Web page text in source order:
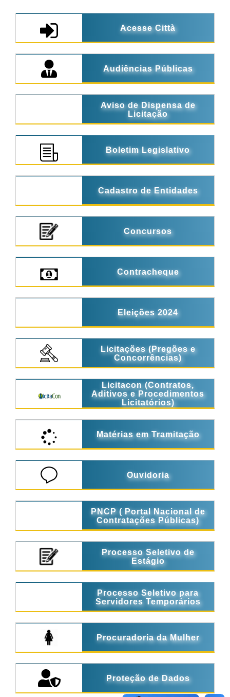
Acesse Città
Audiências Públicas
Aviso de Dispensa de
Licitação
Boletim Legislativo
Cadastro de Entidades
Concursos
Contracheque
Eleições 2024
Licitações (Pregões e
Concorrências)
Licitacon (Contratos,
Aditivos e Procedimentos
Licitatórios)
Matérias em Tramitação
Ouvidoria
PNCP ( Portal Nacional de
Contratações Públicas)
Processo Seletivo de
Estágio
Processo Seletivo para
Servidores Temporários
Procuradoria da Mulher
Proteção de Dados